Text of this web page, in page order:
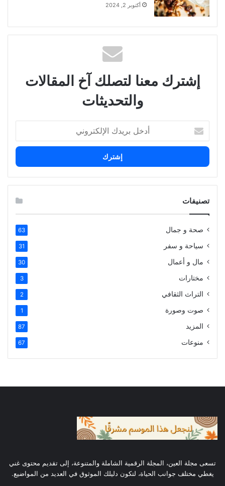
أكتوبر 2, 2024
إشترك معنا لتصلك آخ المقالات
والتحديثات
بريدك
الإلكتروني
تصنيفات
صحة و جمال 63
سياحة و سفر 31
مال و أعمال 30
مختارات 3
التراث الثقافي 2
صوت وصورة 1
المزيد 87
منوعات 67
تسعى مجلة العين، المجلة الرقمية الشاملة والمتنوعة، إلى تقديم محتوى غني
يغطي مختلف جوانب الحياة، لتكون دليلك الموثوق في العديد من المواضيع.